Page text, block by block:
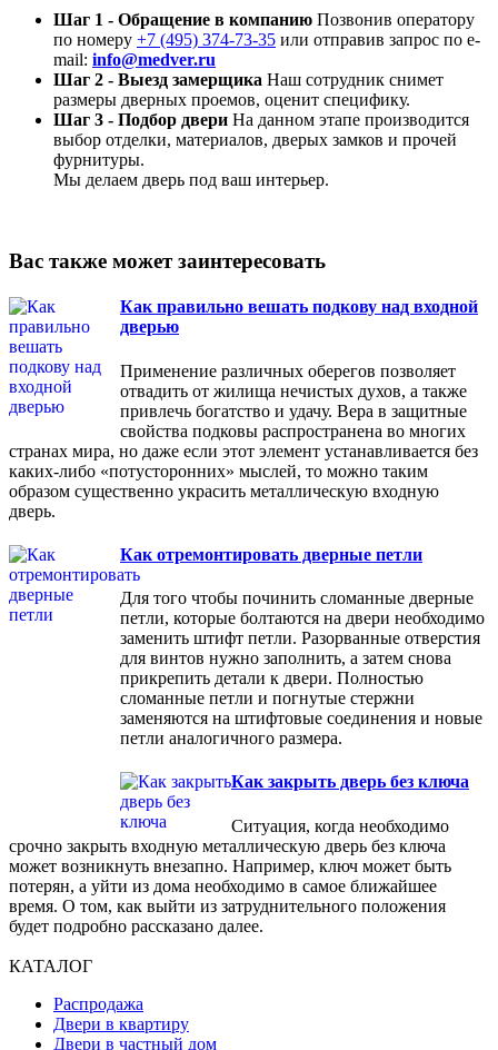
Шаг 1 - Обращение в компанию Позвонив оператору
по номеру +7 (495) 374-73-35 или отправив запрос по e-
mail: info@medver.ru
Шаг 2 - Выезд замерщика Наш сотрудник снимет
размеры дверных проемов, оценит специфику.
Шаг 3 - Подбор двери На данном этапе производится
выбор отделки, материалов, дверых замков и прочей
фурнитуры.
Мы делаем дверь под ваш интерьер.
Вас также может заинтересовать
Как правильно вешать подкову над входной
дверью
Применение различных оберегов позволяет
отвадить от жилища нечистых духов, а также
привлечь богатство и удачу. Вера в защитные
свойства подковы распространена во многих
странах мира, но даже если этот элемент устанавливается без
каких-либо «потусторонних» мыслей, то можно таким
образом существенно украсить металлическую входную
дверь.
Как отремонтировать дверные петли
Для того чтобы починить сломанные дверные
петли, которые болтаются на двери необходимо
заменить штифт петли. Разорванные отверстия
для винтов нужно заполнить, а затем снова
прикрепить детали к двери. Полностью
сломанные петли и погнутые стержни
заменяются на штифтовые соединения и новые
петли аналогичного размера.
Как закрыть дверь без ключа
Ситуация, когда необходимо
срочно закрыть входную металлическую дверь без ключа
может возникнуть внезапно. Например, ключ может быть
потерян, а уйти из дома необходимо в самое ближайшее
время. О том, как выйти из затруднительного положения
будет подробно рассказано далее.
КАТАЛОГ
Распродажа
Двери в квартиру
Двери в частный дом